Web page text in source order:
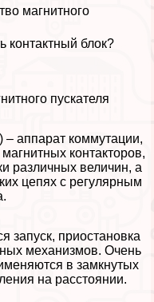
магнитного
контактный блок?
пускателя
аппарат коммутации,
контакторов,
различных величин, а
цепях с регулярным
запуск, приостановка
механизмов. Очень
в замкнутых
на расстоянии.